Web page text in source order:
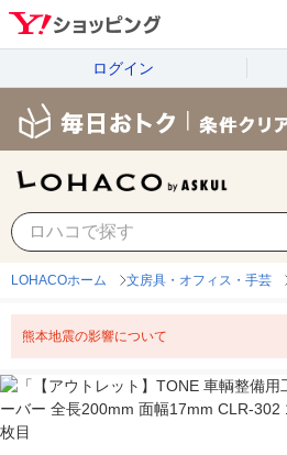
ログイン
LOHACOホーム 文房具・オフィス・手芸
熊本地震の影響について